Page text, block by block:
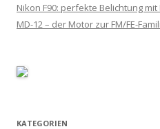
Nikon F90: perfekte Belichtung
MD-12 – der Motor zur FM/FE-
KATEGORIEN